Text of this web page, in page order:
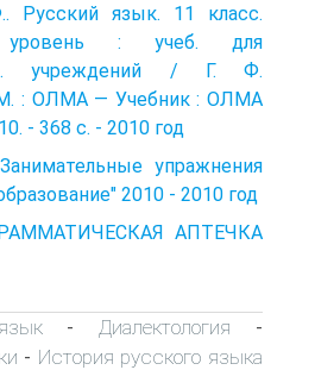
Русский язык. 11 класс.
уровень : учеб. для
учреждений / Г. Ф.
М. : ОЛМА — Учебник : ОЛМА
- 368 с. - 2010 год
упражнения
2010 - 2010 год
АПТЕЧКА
- Диалектология -
- История русского языка